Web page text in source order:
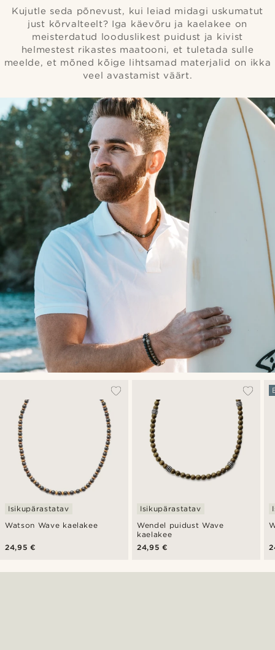
Kujutle seda põnevust, kui leiad midagi uskumatut
just kõrvalteelt? Iga käevõru ja kaelakee on
meisterdatud looduslikest puidust ja kivist
helmestest rikastes maatooni, et tuletada sulle
meelde, et mõned kõige lihtsamad materjalid on ikka
veel avastamist väärt.
Watson Wave kaelakee
Isikupärastatav
24,95 €
Wendel puidust Wave
kaelakee
Isikupärastatav
24,95 €